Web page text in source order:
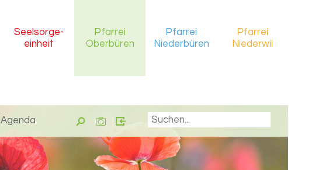
Seelsorge-
einheit
Pfarrei
Oberbüren
Pfarrei
Niederbüren
Pfarrei
Niederwil
Agenda